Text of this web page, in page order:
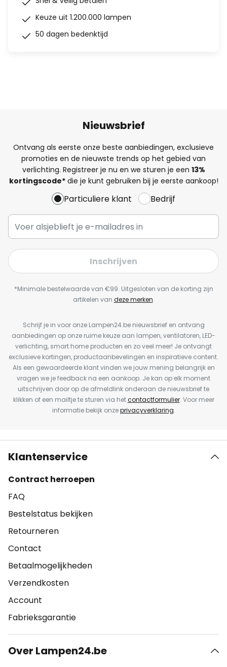
Keuze uit 1.200.000 lampen
50 dagen bedenktijd
Nieuwsbrief
Ontvang als eerste onze beste aanbiedingen, exclusieve
promoties en de nieuwste trends op het gebied van
verlichting. Registreer je nu en we sturen je een 13%
kortingscode*die je kunt gebruiken bij je eerste aankoop!
Particuliere klant Bedrijf
Inschrijven
*Minimale bestelwaarde van €99. Uitgesloten van de korting zijn
artikelen van deze merken.
Schrijf je in voor onze Lampen24.be nieuwsbrief en ontvang
aanbiedingen op onze ruime keuze aan lampen, ventilatoren, LED-
verlichting, smart home producten en zo veel meer! Je ontvangt
exclusieve kortingen, productaanbevelingen en inspiratieve content.
Als een gewaardeerde klant vinden we jouw mening belangrijk en
vragen we je feedback na een aankoop. Je kan op elk moment
uitschrijven door op de afmeldlink onderaan de nieuwsbrief te
klikken of een mailtje te sturen via hetcontactformulier. Voor meer
informatie bekijk onzeprivacyverklaring.
Klantenservice
Contract herroepen
FAQ
Bestelstatus bekijken
Retourneren
Contact
Betaalmogelijkheden
Verzendkosten
Account
Fabrieksgarantie
Over Lampen24.be